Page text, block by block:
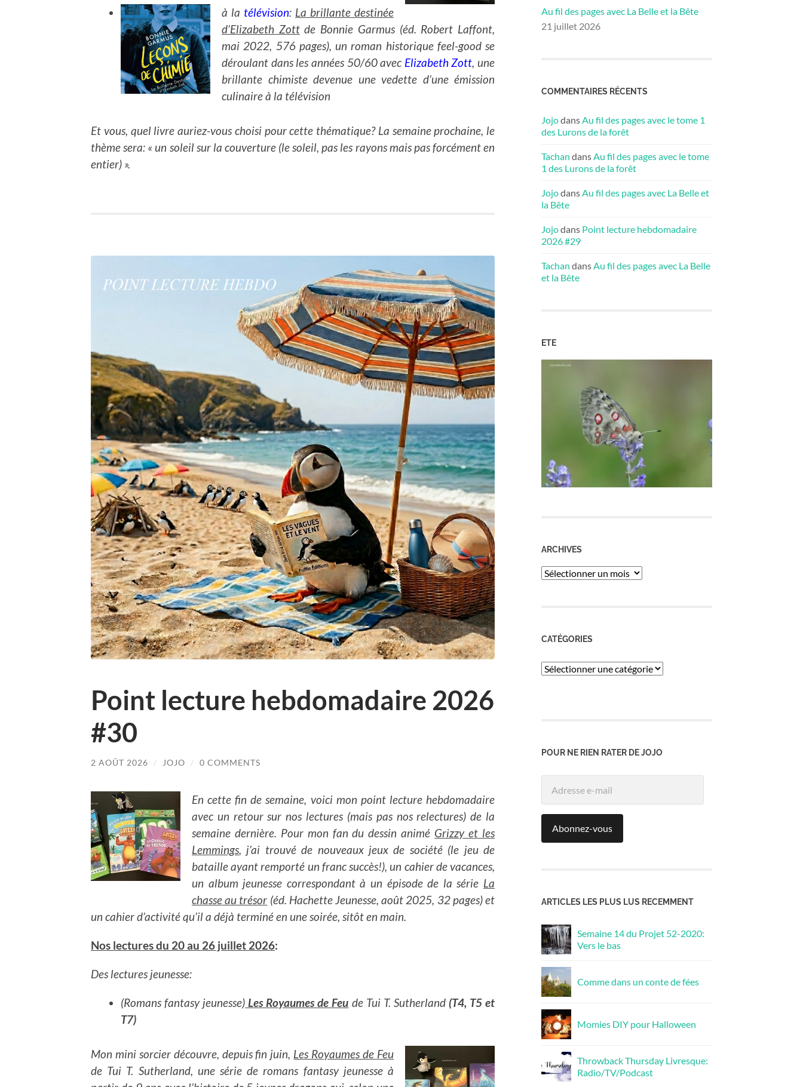
à la télévision: La brillante destinée
d’Elizabeth Zottde Bonnie Garmus (éd. Robert Laffont,
mai 2022, 576 pages), un roman historique feel-good se
déroulant dans les années 50/60 avec Elizabeth Zott, une
brillante chimiste devenue une vedette d’une émission
culinaire à la télévision
Et vous, quel livre auriez-vous choisi pour cette thématique? La semaine prochaine, le
thème sera: « un soleil sur la couverture (le soleil, pas les rayons mais pas forcément en
entier) ».
Point lecture hebdomadaire 2026
#30
2 AOÛT 2026 / JOJO / 0 COMMENTS
En cette fin de semaine, voici mon point lecture hebdomadaire
avec un retour sur nos lectures (mais pas nos relectures) de la
semaine dernière. Pour mon fan du dessin animé Grizzy et les
Lemmings, j’ai trouvé de nouveaux jeux de société (le jeu de
bataille ayant remporté un franc succès!), un cahier de vacances,
un album jeunesse correspondant à un épisode de la série La
chasse au trésor (éd. Hachette Jeunesse, août 2025, 32 pages) et
un cahier d’activité qu’il a déjà terminé en une soirée, sitôt en main.
Nos lectures du 20 au 26 juillet 2026:
Des lectures jeunesse:
(Romans fantasy jeunesse) Les Royaumes de Feu de Tui T. Sutherland (T4, T5 et
T7)
Mon mini sorcier découvre, depuis fin juin, Les Royaumes de Feu
de Tui T. Sutherland, une série de romans fantasy jeunesse à
Au fil des pages avec La Belle et la Bête
21 juillet 2026
COMMENTAIRES RÉCENTS
JojodansAu fil des pages avec le tome 1
des Lurons de la forêt
Tachan dansAu fil des pages avec le tome
1 des Lurons de la forêt
JojodansAu fil des pages avec La Belle et
la Bête
Jojodans Point lecture hebdomadaire
2026 #29
Tachan dansAu fil des pages avec La Belle
et la Bête
ETE
ARCHIVES
ARCHIVES
CATÉGORIES
Catégories
POUR NE RIEN RATER DE JOJO
Abonnez-vous
ARTICLES LES PLUS LUS RECEMMENT
Semaine 14 du Projet 52-2020:
Vers le bas
Comme dans un conte de fées
Momies DIY pour Halloween
Throwback Thursday Livresque:
Radio/TV/Podcast